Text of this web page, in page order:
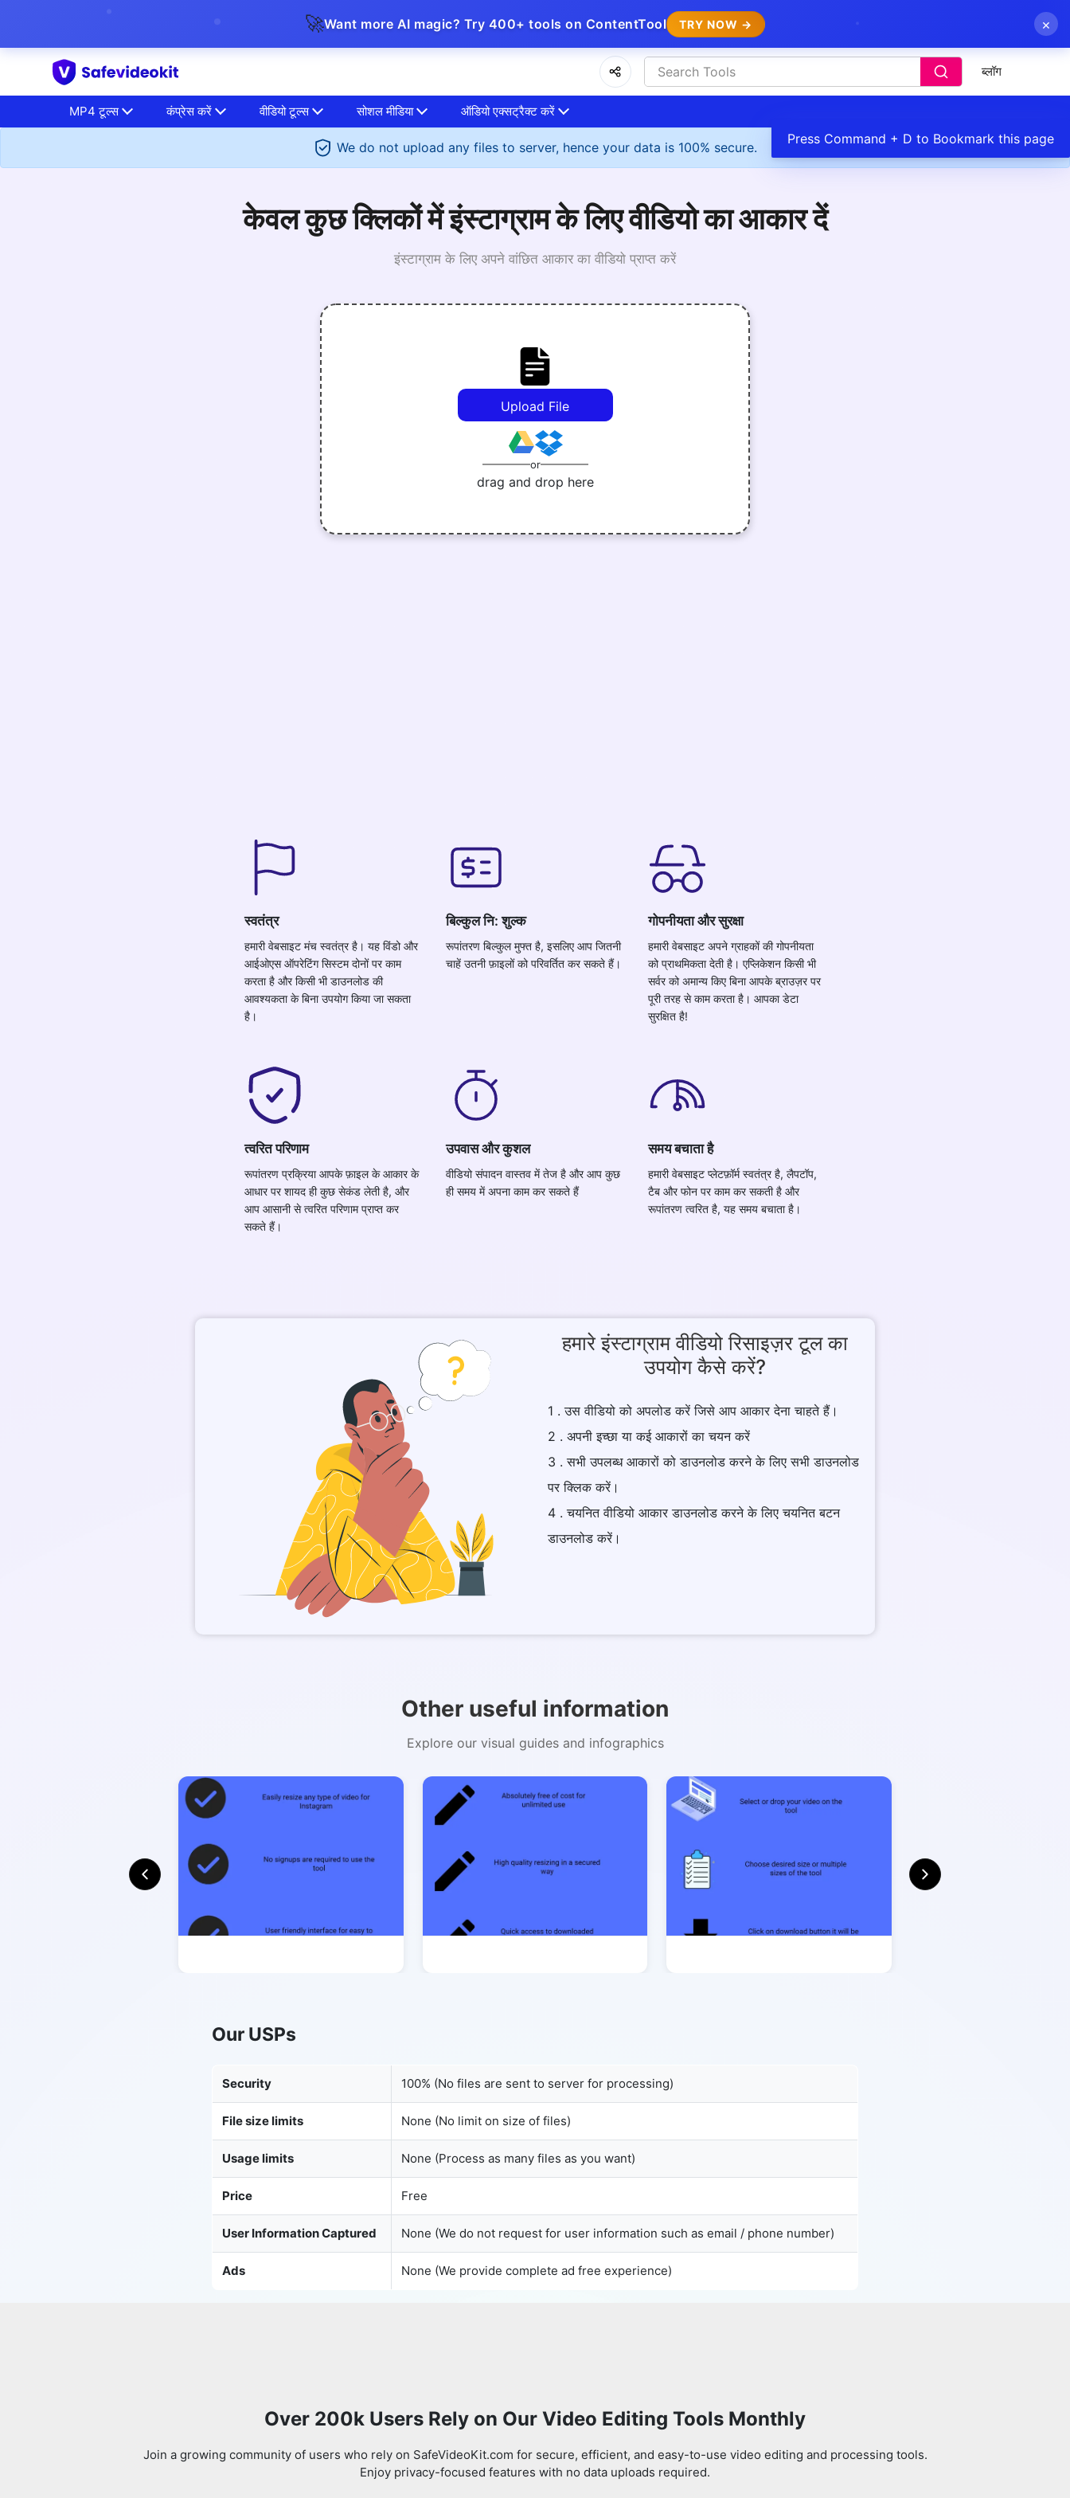
🚀Want more AI magic? Try 400+ tools on ContentTool TRY NOW → ×
ब्लॉग
MP4 टूल्स कंप्रेस करें वीडियो टूल्स सोशल मीडिया ऑडियो एक्सट्रैक्ट करें
Press Command + D to Bookmark this page
We do not upload any files to server, hence your data is 100% secure.
केवल कुछ क्लिकों में इंस्टाग्राम के लिए वीडियो का आकार दें
इंस्टाग्राम के लिए अपने वांछित आकार का वीडियो प्राप्त करें
Upload File
or
drag and drop here
स्वतंत्र
हमारी वेबसाइट मंच स्वतंत्र है। यह विंडो और
आईओएस ऑपरेटिंग सिस्टम दोनों पर काम
करता है और किसी भी डाउनलोड की
आवश्यकता के बिना उपयोग किया जा सकता
है।
बिल्कुल नि: शुल्क
रूपांतरण बिल्कुल मुफ्त है, इसलिए आप जितनी
चाहें उतनी फ़ाइलों को परिवर्तित कर सकते हैं।
गोपनीयता और सुरक्षा
हमारी वेबसाइट अपने ग्राहकों की गोपनीयता
को प्राथमिकता देती है। एप्लिकेशन किसी भी
सर्वर को अमान्य किए बिना आपके ब्राउज़र पर
पूरी तरह से काम करता है। आपका डेटा
सुरक्षित है!
त्वरित परिणाम
रूपांतरण प्रक्रिया आपके फ़ाइल के आकार के
आधार पर शायद ही कुछ सेकंड लेती है, और
आप आसानी से त्वरित परिणाम प्राप्त कर
सकते हैं।
उपवास और कुशल
वीडियो संपादन वास्तव में तेज है और आप कुछ
ही समय में अपना काम कर सकते हैं
समय बचाता है
हमारी वेबसाइट प्लेटफ़ॉर्म स्वतंत्र है, लैपटॉप,
टैब और फोन पर काम कर सकती है और
रूपांतरण त्वरित है, यह समय बचाता है।
हमारे इंस्टाग्राम वीडियो रिसाइज़र टूल का
उपयोग कैसे करें?
1 . उस वीडियो को अपलोड करें जिसे आप आकार देना चाहते हैं।
2 . अपनी इच्छा या कई आकारों का चयन करें
3 . सभी उपलब्ध आकारों को डाउनलोड करने के लिए सभी डाउनलोड
पर क्लिक करें।
4 . चयनित वीडियो आकार डाउनलोड करने के लिए चयनित बटन
डाउनलोड करें।
Other useful information
Explore our visual guides and infographics
Our USPs
Security 100% (No files are sent to server for processing)
File size limits None (No limit on size of files)
Usage limits None (Process as many files as you want)
Price Free
User Information Captured None (We do not request for user information such as email / phone number)
Ads None (We provide complete ad free experience)
Over 200k Users Rely on Our Video Editing Tools Monthly
Join a growing community of users who rely on SafeVideoKit.com for secure, efficient, and easy-to-use video editing and processing tools.
Enjoy privacy-focused features with no data uploads required.